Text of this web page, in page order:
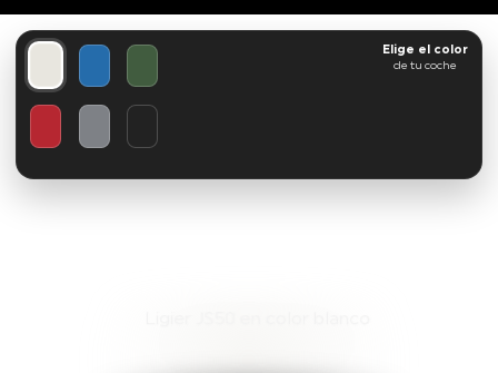
Elige el color
de tu coche